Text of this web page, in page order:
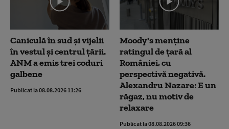
Caniculă în sud și vijelii
în vestul și centrul țării.
ANM a emis trei coduri
galbene
Publicat la 08.08.2026 11:26
Moody's menține
ratingul de țară al
României, cu
perspectivă negativă.
Alexandru Nazare: E un
răgaz, nu motiv de
relaxare
Publicat la 08.08.2026 09:36